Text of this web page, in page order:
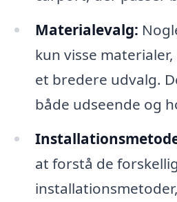
Materialevalg:
kun visse
et bredere udvalg.
både udseende og
at forstå de